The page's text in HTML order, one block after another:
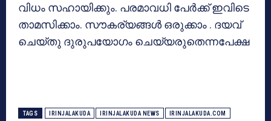
വിധം സഹായിക്കും. പരമാവധി പേര്‍ക്ക് ഇവിടെ
താമസിക്കാം. സൗകര്യങ്ങള്‍ ഒരുക്കാം . ദയവ്
ചെയ്തു ദുരുപയോഗം ചെയ്യരുതെന്നപേക്ഷ
TAGS IRINJALAKUDA IRINJALAKUDA NEWS IRINJALAKUDA.COM